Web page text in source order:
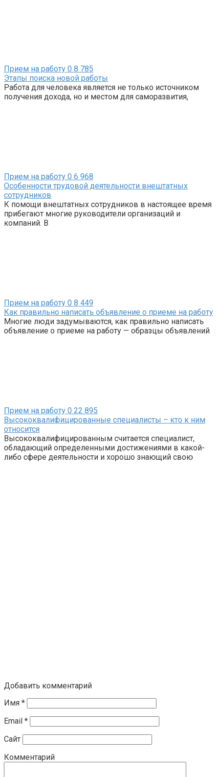
Прием на работу 0 8 785
Этапы поиска новой работы
Работа для человека является не только источником
получения дохода, но и местом для саморазвития,
Прием на работу 0 6 968
Особенности трудовой деятельности внештатных
сотрудников
К помощи внештатных сотрудников в настоящее время
прибегают многие руководители организаций и
компаний. В
Прием на работу 0 8 449
Как правильно написать объявление о приеме на работу
Многие люди задумываются, как правильно написать
объявление о приеме на работу — образцы объявлений
Прием на работу 0 22 895
Высококвалифицированные специалисты – кто к ним
относится
Высококвалифицированным считается специалист,
обладающий определенными достижениями в какой-
либо сфере деятельности и хорошо знающий свою
Добавить комментарий
Имя *
Email *
Сайт
Комментарий